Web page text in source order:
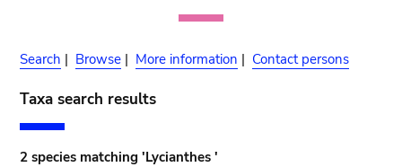
Search | Browse | More information | Contact persons
Taxa search results
2 species matching 'Lycianthes '